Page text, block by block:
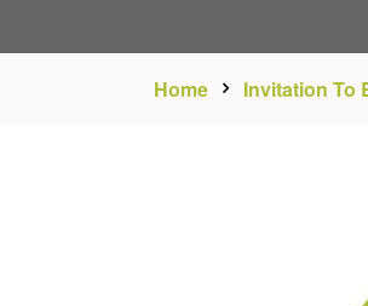
Home Invitation To